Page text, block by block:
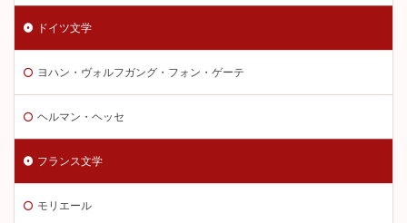
ドイツ文学
ヨハン・ヴォルフガング・フォン・ゲーテ
ヘルマン・ヘッセ
フランス文学
モリエール